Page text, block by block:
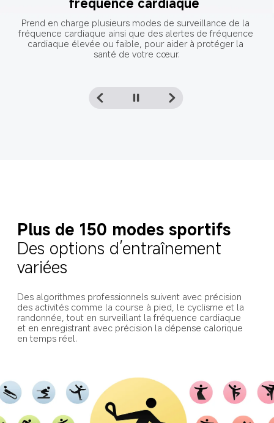
Prend en charge plusieurs modes de surveillance de la
fréquence cardiaque ainsi que des alertes de fréquence
cardiaque élevée ou faible, pour aider à protéger la
santé de votre cœur.
sang
Envoie des alertes par vibration lorsque la saturation en
oxygène dans le sang est trop basse
Plus de 150 modes sportifs
Des options d’entraînement
variées
Des algorithmes professionnels suivent avec précision
des activités comme la course à pied, le cyclisme et la
randonnée, tout en surveillant la fréquence cardiaque
et en enregistrant avec précision la dépense calorique
en temps réel.